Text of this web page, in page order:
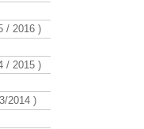
/ 2016 )
/ 2015 )
2014 )